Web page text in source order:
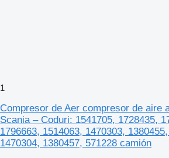
1
Compresor de Aer compresor de aire
Scania – Coduri: 1541705, 1728435,
1796663, 1514063, 1470303,
1470304, 1380457, 571228 camión